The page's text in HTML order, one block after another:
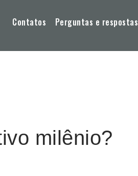
Contatos Perguntas e respostas
milênio?